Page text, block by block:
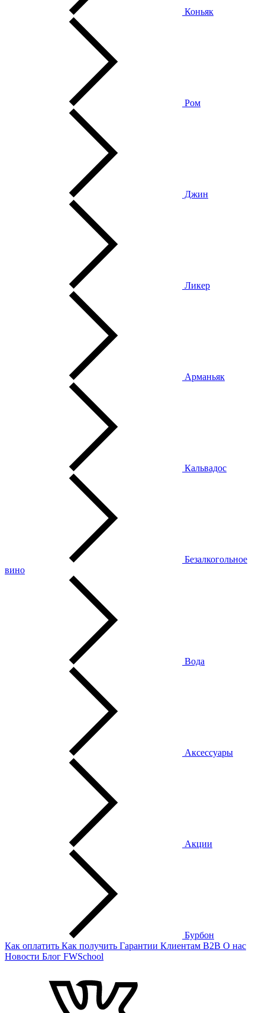
Коньяк
Ром
Джин
Ликер
Арманьяк
Кальвадос
Безалкогольное
вино
Вода
Аксессуары
Акции
Бурбон
Как оплатить Как получить Гарантии Клиентам B2B О нас
Новости Блог FWSchool